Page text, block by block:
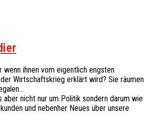
wenn ihnen vom eigentlich engsten
Wirtschaftskrieg erklärt wird? Sie räumen
aber nicht nur um Politik sondern darum wie
und nebenher Neues über unsere